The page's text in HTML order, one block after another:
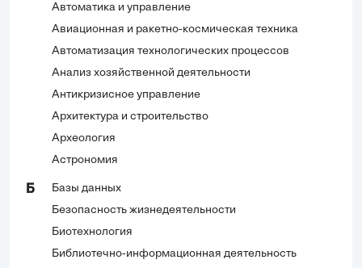
Автоматика и управление
Авиационная и ракетно-космическая техника
Автоматизация технологических процессов
Анализ хозяйственной деятельности
Антикризисное управление
Архитектура и строительство
Археология
Астрономия
Б
Базы данных
Безопасность жизнедеятельности
Биотехнология
Библиотечно-информационная деятельность